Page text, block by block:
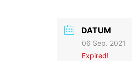
DATUM
06 Sep. 2021
Expired!